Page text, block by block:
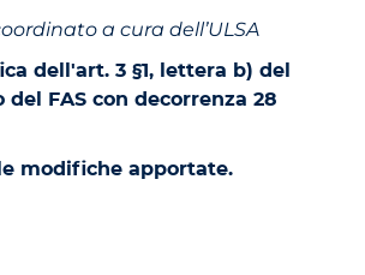
a cura dell’ULSA
dell'art. 3 §1, lettera b) del
del FAS con decorrenza 28
modifiche apportate.